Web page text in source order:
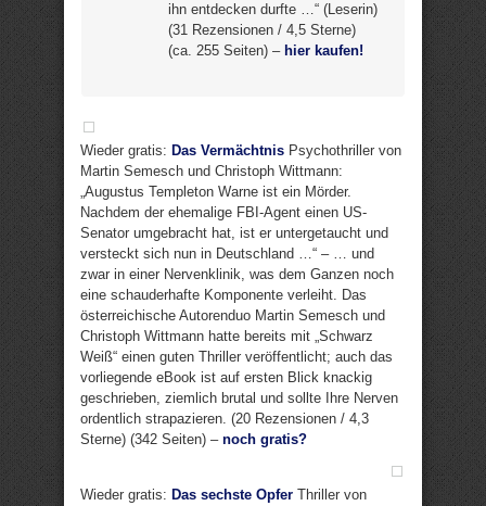
ihn entdecken durfte …“ (Leserin)
(31 Rezensionen / 4,5 Sterne)
(ca. 255 Seiten) – hier kaufen!
Wieder gratis: Das Vermächtnis Psychothriller von
Martin Semesch und Christoph Wittmann:
„Augustus Templeton Warne ist ein Mörder.
Nachdem der ehemalige FBI-Agent einen US-
Senator umgebracht hat, ist er untergetaucht und
versteckt sich nun in Deutschland …“ – … und
zwar in einer Nervenklinik, was dem Ganzen noch
eine schauderhafte Komponente verleiht. Das
österreichische Autorenduo Martin Semesch und
Christoph Wittmann hatte bereits mit „Schwarz
Weiß“ einen guten Thriller veröffentlicht; auch das
vorliegende eBook ist auf ersten Blick knackig
geschrieben, ziemlich brutal und sollte Ihre Nerven
ordentlich strapazieren. (20 Rezensionen / 4,3
Sterne) (342 Seiten) – noch gratis?
Wieder gratis: Das sechste Opfer Thriller von